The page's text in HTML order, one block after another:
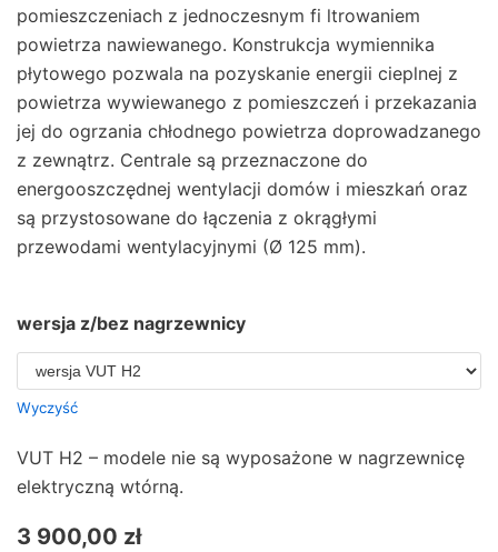
pomieszczeniach z jednoczesnym fi ltrowaniem
powietrza nawiewanego. Konstrukcja wymiennika
płytowego pozwala na pozyskanie energii cieplnej z
powietrza wywiewanego z pomieszczeń i przekazania
jej do ogrzania chłodnego powietrza doprowadzanego
z zewnątrz. Centrale są przeznaczone do
energooszczędnej wentylacji domów i mieszkań oraz
są przystosowane do łączenia z okrągłymi
przewodami wentylacyjnymi (Ø 125 mm).
wersja z/bez nagrzewnicy
Wyczyść
VUT H2 – modele nie są wyposażone w nagrzewnicę
elektryczną wtórną.
3 900,00 zł